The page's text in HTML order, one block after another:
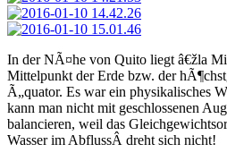
In der NÃ¤he von Quito liegt â€žla
Mittelpunkt der Erde bzw. der
Ã„quator. Es war ein physikalisches
kann man nicht mit geschlossenen
balancieren, weil das
Wasser im AbflussÂ dreht sich nicht!